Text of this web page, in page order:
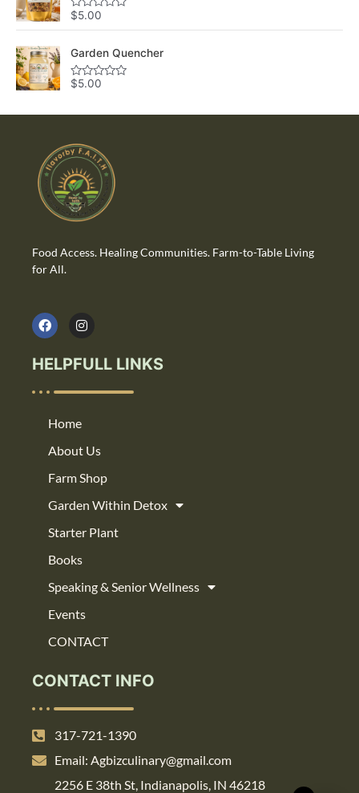
o
u
t
f
5
R
a
e
d
0
o
u
$5.00
Garden Quencher
R
e
o
u
t
o
f
5
$5.00
Food Access. Healing Communities. Farm-to-Table Living
for All.
HELPFULL LINKS
Home
About Us
Farm Shop
Garden Within Detox
Starter Plant
Books
Speaking & Senior Wellness
Events
CONTACT
CONTACT INFO
317-721-1390
Email: Agbizculinary@gmail.com
2256 E 38th St, Indianapolis, IN 46218